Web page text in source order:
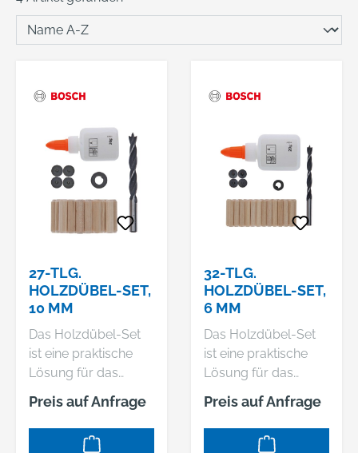
27-TLG.
HOLZDÜBEL-SET,
10 MM
Das Holzdübel-Set
ist eine praktische
Lösung für das
Setzen von Dübeln in
Holz. Es enthält einen
Holzspiralbohrer,
Preis auf Anfrage
32-TLG.
HOLZDÜBEL-SET,
6 MM
Das Holzdübel-Set
ist eine praktische
Lösung für das
Setzen von Dübeln in
Holz. Es enthält einen
Holzspiralbohrer,
Preis auf Anfrage